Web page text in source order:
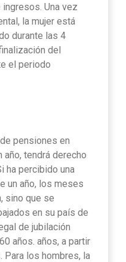
Una vez
la mujer está
durante las 4
del
el periodo
pensiones en
año, tendrá derecho
ha percibido una
un año, los meses
sino que se
en su país de
de jubilación
años. años, a partir
Para los hombres, la